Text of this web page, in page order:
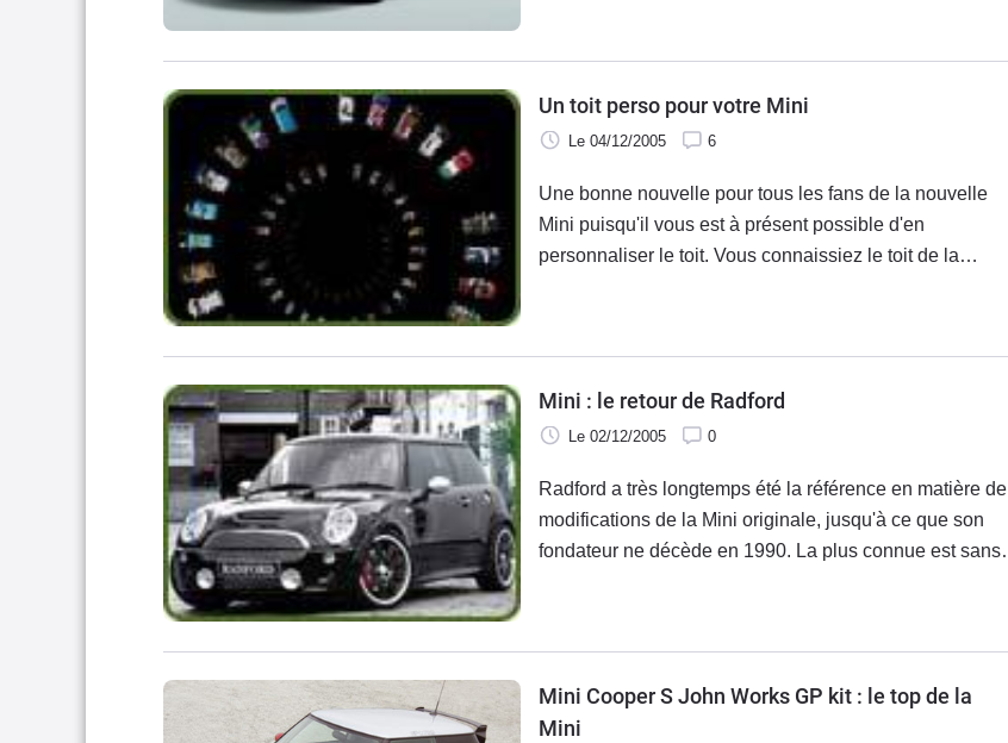
Un toit perso pour votre Mini
Le 04/12/2005 6
Une bonne nouvelle pour tous les fans de la nouvelle
Mini puisqu'il vous est à présent possible d'en
personnaliser le toit. Vous connaissiez le toit de la
Mini : le retour de Radford
Le 02/12/2005 0
Radford a très longtemps été la référence en matière de
modifications de la Mini originale, jusqu'à ce que son
fondateur ne décède en 1990. La plus connue est sans
Mini Cooper S John Works GP kit : le top de la
Mini